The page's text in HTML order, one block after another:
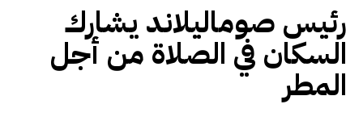
الأفريقي
رئيس صوماليلاند يشارك
السكان في الصلاة من أجل
المطر